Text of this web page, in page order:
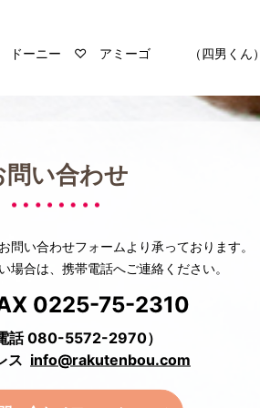
ドーニー ♡ アミーゴ （四男くん
問い合わせ
お問い合わせフォームより承っております。
場合は、 携帯電話へご連絡ください。
0225-75-2310
電話 080-5572-2970）
ス info@rakutenbou.com